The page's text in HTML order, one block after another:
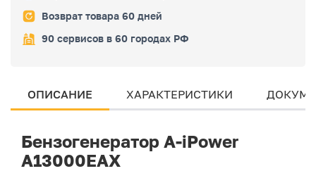
Возврат товара 60 дней
90 сервисов в 60 городах РФ
ОПИСАНИЕ ХАРАКТЕРИСТИКИ
Бензогенератор A-iPower
A13000EAX